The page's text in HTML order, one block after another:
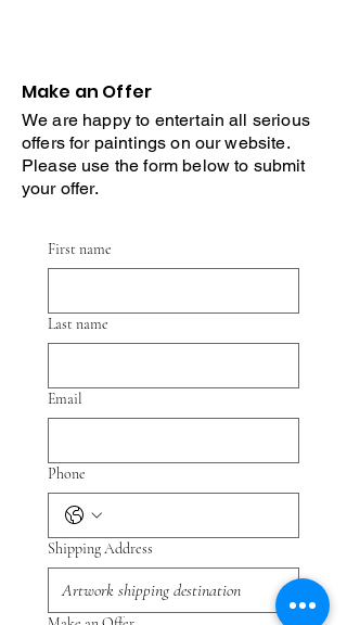
Make an Offer
We are happy to entertain all serious
offers for paintings on our website.
Please use the form below to submit
your offer.
First name
Last name
Email
Phone
Shipping Address